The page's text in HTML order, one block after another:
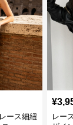
ース細紐
¥
レー